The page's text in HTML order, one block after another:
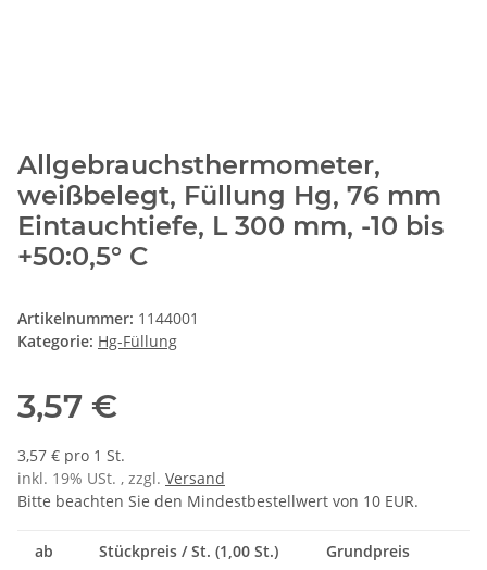
Allgebrauchsthermometer,
weißbelegt, Füllung Hg, 76 mm
Eintauchtiefe, L 300 mm, -10 bis
+50:0,5° C
Artikelnummer: 1144001
Kategorie: Hg-Füllung
3,57 €
3,57 € pro 1 St.
inkl. 19% USt. , zzgl. Versand
Bitte beachten Sie den Mindestbestellwert von 10 EUR.
ab Stückpreis / St. (1,00 St.) Grundpreis